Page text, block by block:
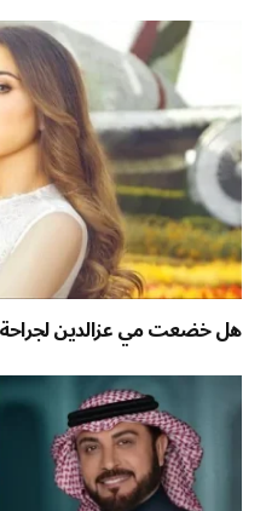
هل خضعت مي عزالدين لجراحة